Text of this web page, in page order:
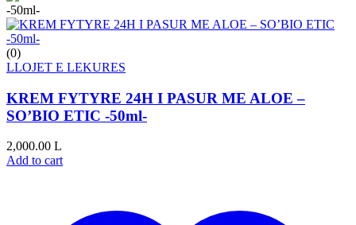
(0)
LLOJET E LEKURES
KREM FYTYRE 24H I PASUR ME ALOE –
SO’BIO ETIC -50ml-
2,000.00 L
Add to cart